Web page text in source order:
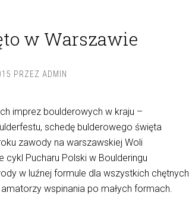
w Warszawie
PRZEZ ADMIN
imprez boulderowych w kraju –
schedę bulderowego święta
zawody na warszawskiej Woli
Pucharu Polski w Boulderingu
w luźnej formule dla wszystkich chętnych
wspinania po małych formach.